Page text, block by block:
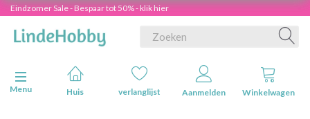
Eindzomer Sale - Bespaar tot 50% - klik hier
Navigatie in-/uitschakelen
Menu
Huis verlanglijst Aanmelden Winkelwagen